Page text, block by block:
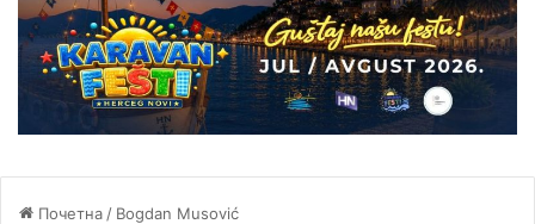
Почетна / Bogdan Musović